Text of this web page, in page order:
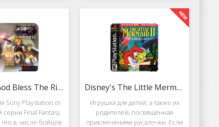
Вышло ещё 2
вертолётом и
Несмотря на то, что эти 2 игры
создавались разными людьми,
Darkstone имеет общие
Ehrgeiz: God Bless The Ring
Sony Playstation от
серии Final Fantasy.
что в числе бойцов
Disney's The Little Mermaid 2
Игрушка для детей, а также их
родителей, посвящённая
приключениям русалочки. Если